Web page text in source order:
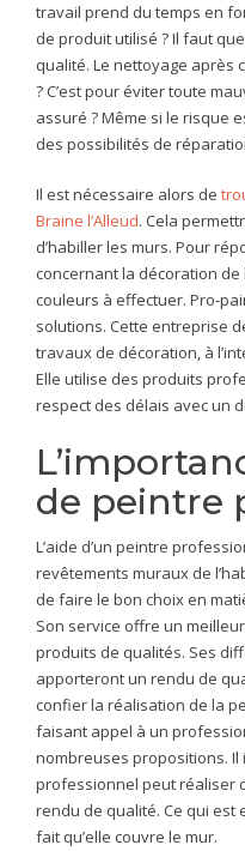
travail prend du temps en
de produit utilisé ? Il faut
qualité. Le nettoyage après
? C’est pour éviter toute
assuré ? Même si le risque
des possibilités de
Il est nécessaire alors de
Braine l’Alleud. Cela
d’habiller les murs. Pour
concernant la décoration de
couleurs à effectuer. Pro-
solutions. Cette entreprise
travaux de décoration, à
Elle utilise des produits
respect des délais avec un
de peintre
L’aide d’un peintre
revêtements muraux de
de faire le bon choix en
Son service offre un
produits de qualités. Ses
apporteront un rendu de
confier la réalisation de la
faisant appel à un
nombreuses propositions.
professionnel peut réaliser
rendu de qualité. Ce qui
fait qu’elle couvre le mur.